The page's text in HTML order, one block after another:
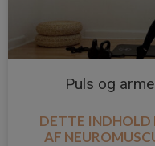
Puls og
DETTE INDHOLD
AF